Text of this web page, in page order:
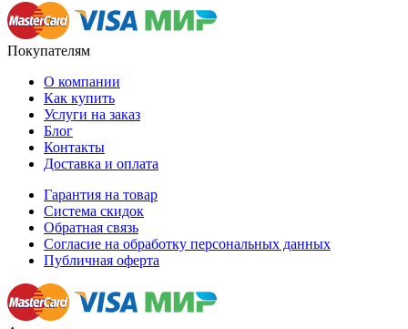
Покупателям
О компании
Как купить
Услуги на заказ
Блог
Контакты
Доставка и оплата
Гарантия на товар
Система скидок
Обратная связь
Согласие на обработку персональных данных
Публичная оферта